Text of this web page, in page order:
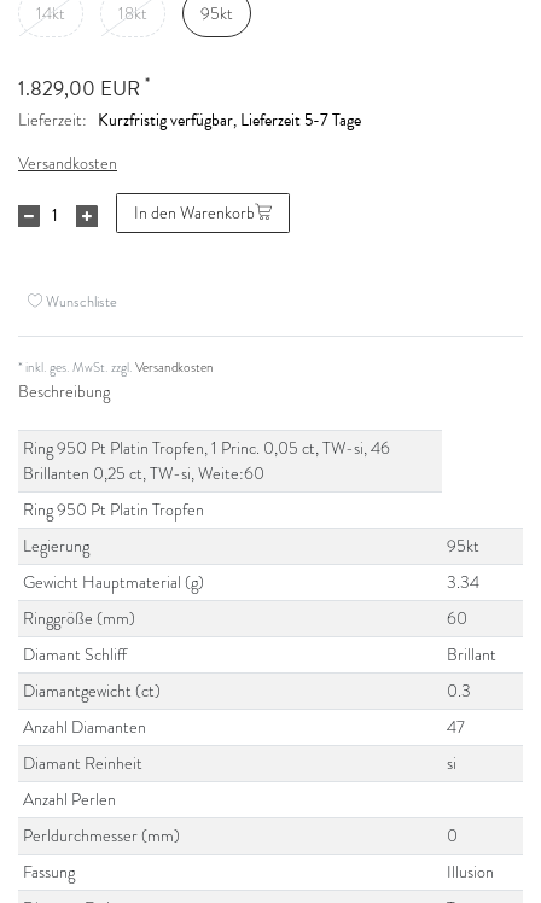
14kt 18kt 95kt
1.829,00 EUR *
Lieferzeit: Kurzfristig verfügbar, Lieferzeit 5-7 Tage
Versandkosten
In den Warenkorb
Wunschliste
* inkl. ges. MwSt. zzgl.Versandkosten
Beschreibung
Ring 950 Pt Platin Tropfen, 1 Princ. 0,05 ct, TW-si, 46
Brillanten 0,25 ct, TW-si, Weite:60
Ring 950 Pt Platin Tropfen
Legierung
95kt
Gewicht Hauptmaterial (g)
3.34
Ringgröße (mm)
60
Diamant Schliff
Brillant
Diamantgewicht (ct)
0.3
Anzahl Diamanten
47
Diamant Reinheit
si
Anzahl Perlen
Perldurchmesser (mm)
0
Fassung
Illusion